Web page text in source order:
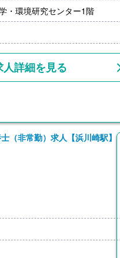
・環境研究センター1階
人詳細を見る
（非常勤）求人【浜川崎駅】